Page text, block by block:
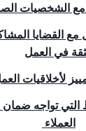
الشخصيات
القضايا
في العمل
لأخلاقيات
التي تواجه
العملاء